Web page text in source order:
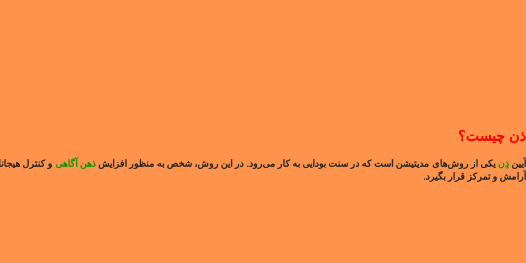
ذن چیست؟
آیینذِن یکی از روش‌های مدیتیشن است که در سنت بودایی به کار می‌رود. در این روش، شخص به منظور افزایشذهن آگاهی و کنترل
آرامش و تمرکز قرار بگیرد.